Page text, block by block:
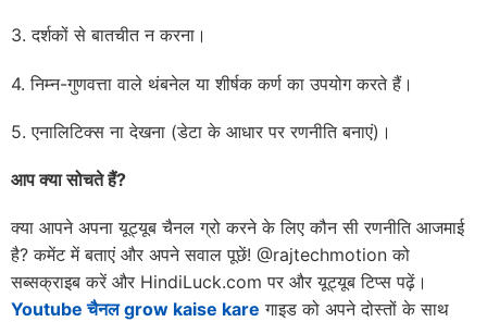
3. दर्शकों से बातचीत न करना।
4. निम्न-गुणवत्ता वाले थंबनेल या शीर्षक कर्ण का उपयोग करते हैं।
5. एनालिटिक्स ना देखना (डेटा के आधार पर रणनीति बनाएं)।
आप क्या सोचते हैं?
क्या आपने अपना यूट्यूब चैनल ग्रो करने के लिए कौन सी रणनीति आजमाई
है? कमेंट में बताएं और अपने सवाल पूछें! @rajtechmotion को
सब्सक्राइब करें और HindiLuck.com पर और यूट्यूब टिप्स पढ़ें।
Youtube चैनल grow kaise kare गाइड को अपने दोस्तों के साथ